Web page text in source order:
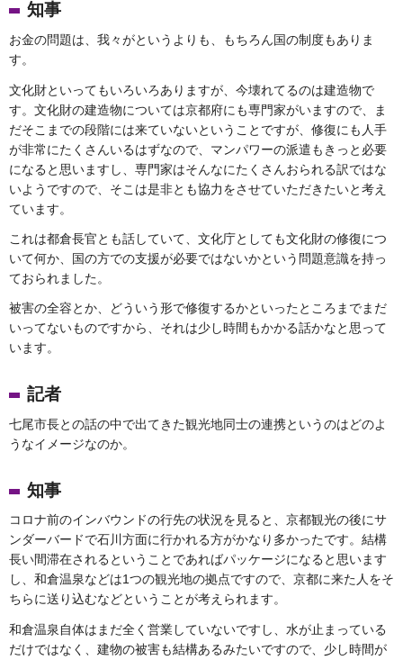
知事
お金の問題は、我々がというよりも、もちろん国の制度もありま
す。
文化財といってもいろいろありますが、今壊れてるのは建造物で
す。文化財の建造物については京都府にも専門家がいますので、ま
だそこまでの段階には来ていないということですが、修復にも人手
が非常にたくさんいるはずなので、マンパワーの派遣もきっと必要
になると思いますし、専門家はそんなにたくさんおられる訳ではな
いようですので、そこは是非とも協力をさせていただきたいと考え
ています。
これは都倉長官とも話していて、文化庁としても文化財の修復につ
いて何か、国の方での支援が必要ではないかという問題意識を持っ
ておられました。
被害の全容とか、どういう形で修復するかといったところまでまだ
いってないものですから、それは少し時間もかかる話かなと思って
います。
記者
七尾市長との話の中で出てきた観光地同士の連携というのはどのよ
うなイメージなのか。
知事
コロナ前のインバウンドの行先の状況を見ると、京都観光の後にサ
ンダーバードで石川方面に行かれる方がかなり多かったです。結構
長い間滞在されるということであればパッケージになると思います
し、和倉温泉などは1つの観光地の拠点ですので、京都に来た人をそ
ちらに送り込むなどということが考えられます。
和倉温泉自体はまだ全く営業していないですし、水が止まっている
だけではなく、建物の被害も結構あるみたいですので、少し時間が